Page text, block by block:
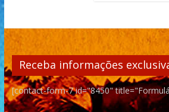
Receba informações
[contact-form-7 id="8450"